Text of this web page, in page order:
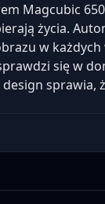
Magcubic
życia.
w
się w
sprawia,